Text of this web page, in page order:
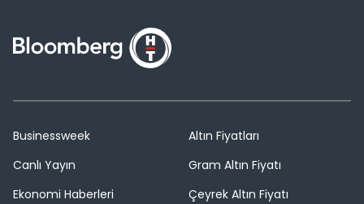
Businessweek
Canlı Yayın
Ekonomi Haberleri
Altın Fiyatları
Gram Altın Fiyatı
Çeyrek Altın Fiyatı